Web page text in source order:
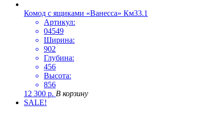
Комод с ящиками «Ванесса» Км33.1
Артикул:
04549
Ширина:
902
Глубина:
456
Высота:
856
12 300 р. В корзину
SALE!